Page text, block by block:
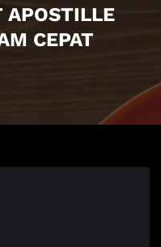
APOSTILLE
CEPAT